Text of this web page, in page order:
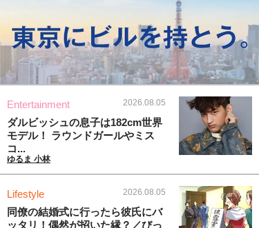
Entertainment 2026.08.05
ダルビッシュの息子は182cm世界
モデル！ ラウンドガールやミス
コ...
ゆるま 小林
Lifestyle 2026.08.05
同僚の結婚式に行ったら彼氏にバ
ッタリ！偶然が招いた縁？／びっ